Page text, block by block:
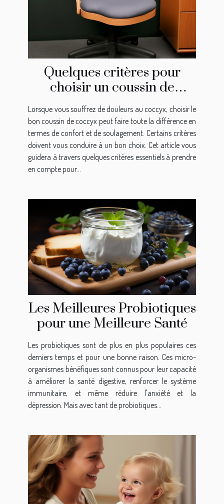
Quelques critères pour
choisir un coussin de
coccyx
Lorsque vous souffrez de douleurs au coccyx, choisir le
bon coussin de coccyx peut faire toute la différence en
termes de confort et de soulagement. Certains critères
doivent vous conduire à un bon choix. Cet article vous
guidera à travers quelques critères essentiels à prendre
en compte pour...
Les Meilleures Probiotiques
pour une Meilleure Santé
Les probiotiques sont de plus en plus populaires ces
derniers temps et pour une bonne raison. Ces micro-
organismes bénéfiques sont connus pour leur capacité
à améliorer la santé digestive, renforcer le système
immunitaire, et même réduire l'anxiété et la
dépression. Mais avec tant de probiotiques...